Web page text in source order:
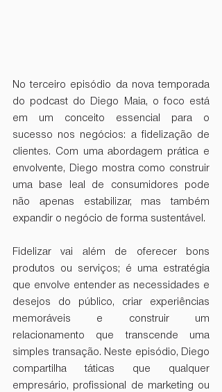
No terceiro episódio da nova temporada
do podcast do Diego Maia, o foco está
em um conceito essencial para o
sucesso nos negócios: a fidelização de
clientes. Com uma abordagem prática e
envolvente, Diego mostra como construir
uma base leal de consumidores pode
não apenas estabilizar, mas também
expandir o negócio de forma sustentável.
Fidelizar vai além de oferecer bons
produtos ou serviços; é uma estratégia
que envolve entender as necessidades e
desejos do público, criar experiências
memoráveis ​​e construir um
relacionamento que transcende uma
simples transação. Neste episódio, Diego
compartilha táticas que qualquer
empresário, profissional de marketing ou